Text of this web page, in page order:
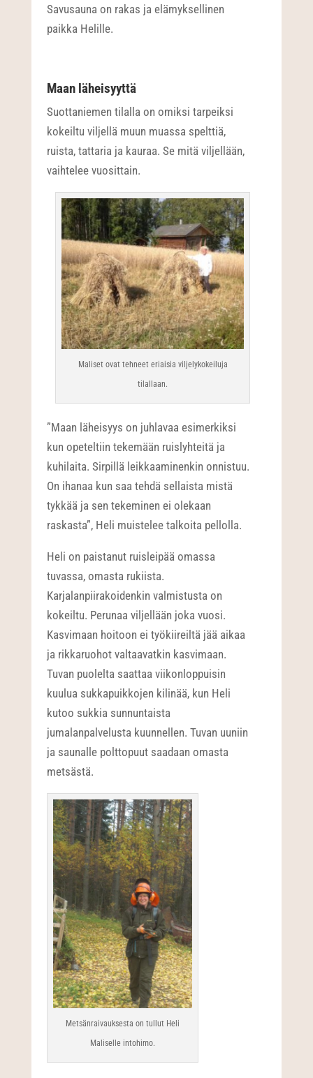
Savusauna on rakas ja elämyksellinen
paikka Helille.
Maan läheisyyttä
Suottaniemen tilalla on omiksi tarpeiksi
kokeiltu viljellä muun muassa spelttiä,
ruista, tattaria ja kauraa. Se mitä viljellään,
vaihtelee vuosittain.
Maliset ovat tehneet eriaisia viljelykokeiluja
tilallaan.
”Maan läheisyys on juhlavaa esimerkiksi
kun opeteltiin tekemään ruislyhteitä ja
kuhilaita. Sirpillä leikkaaminenkin onnistuu.
On ihanaa kun saa tehdä sellaista mistä
tykkää ja sen tekeminen ei olekaan
raskasta”, Heli muistelee talkoita pellolla.
Heli on paistanut ruisleipää omassa
tuvassa, omasta rukiista.
Karjalanpiirakoidenkin valmistusta on
kokeiltu. Perunaa viljellään joka vuosi.
Kasvimaan hoitoon ei työkiireiltä jää aikaa
ja rikkaruohot valtaavatkin kasvimaan.
Tuvan puolelta saattaa viikonloppuisin
kuulua sukkapuikkojen kilinää, kun Heli
kutoo sukkia sunnuntaista
jumalanpalvelusta kuunnellen. Tuvan uuniin
ja saunalle polttopuut saadaan omasta
metsästä.
Metsänraivauksesta on tullut Heli
Maliselle intohimo.